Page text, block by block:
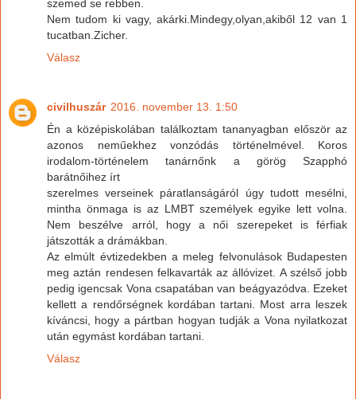
szemed se rebben.
Nem tudom ki vagy, akárki.Mindegy,olyan,akiből 12 van 1
tucatban.Zicher.
Válasz
civilhuszár 2016. november 13. 1:50
Én a középiskolában találkoztam tananyagban először az
azonos neműekhez vonzódás történelmével. Koros
irodalom-történelem tanárnőnk a görög Szapphó
barátnőihez írt
szerelmes verseinek páratlanságáról úgy tudott mesélni,
mintha önmaga is az LMBT személyek egyike lett volna.
Nem beszélve arról, hogy a női szerepeket is férfiak
játszották a drámákban.
Az elmúlt évtizedekben a meleg felvonulások Budapesten
meg aztán rendesen felkavarták az állóvizet. A szélső jobb
pedig igencsak Vona csapatában van beágyazódva. Ezeket
kellett a rendőrségnek kordában tartani. Most arra leszek
kíváncsi, hogy a pártban hogyan tudják a Vona nyilatkozat
után egymást kordában tartani.
Válasz